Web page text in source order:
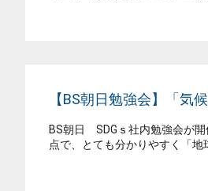
【BS朝日勉強会】「気
BS朝日 SDGｓ社内勉強会が
点で、とても分かりやすく「地